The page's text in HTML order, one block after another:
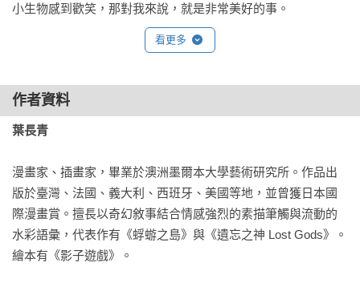
小生物感到歡笑，那對我來說，就是非常美好的事。
看更多
作者資料
葉長青
漫畫家、插畫家，畢業於澳洲墨爾本大學藝術研究所。作品出
版於臺灣、法國、義大利、西班牙、美國等地，並曾獲日本國
際漫畫賞。擅長以奇幻敘事結合情感強烈的素描筆觸與流動的
水彩語彙，代表作有《蜉蝣之島》與《遺忘之神 Lost Gods》。
繪本有《影子遊戲》。